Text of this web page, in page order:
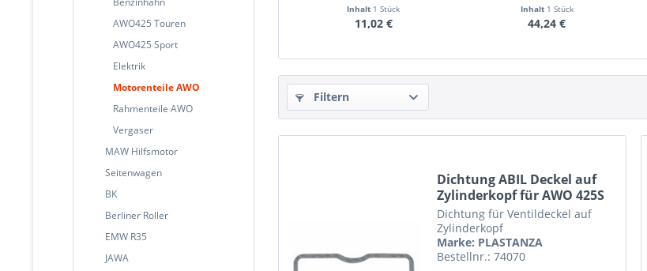
AWO425 Touren
AWO425 Sport
Elektrik
Motorenteile AWO
Rahmenteile AWO
Vergaser
MAW Hilfsmotor
Seitenwagen
BK
Berliner Roller
EMW R35
JAWA
Inhalt 1 Stück
11,02 €
Inhalt 1 Stück
44,24 €
Filtern
Dichtung ABIL Deckel auf
Zylinderkopf für AWO 425S
Dichtung für Ventildeckel auf
Zylinderkopf
Marke: PLASTANZA
Bestellnr.: 74070